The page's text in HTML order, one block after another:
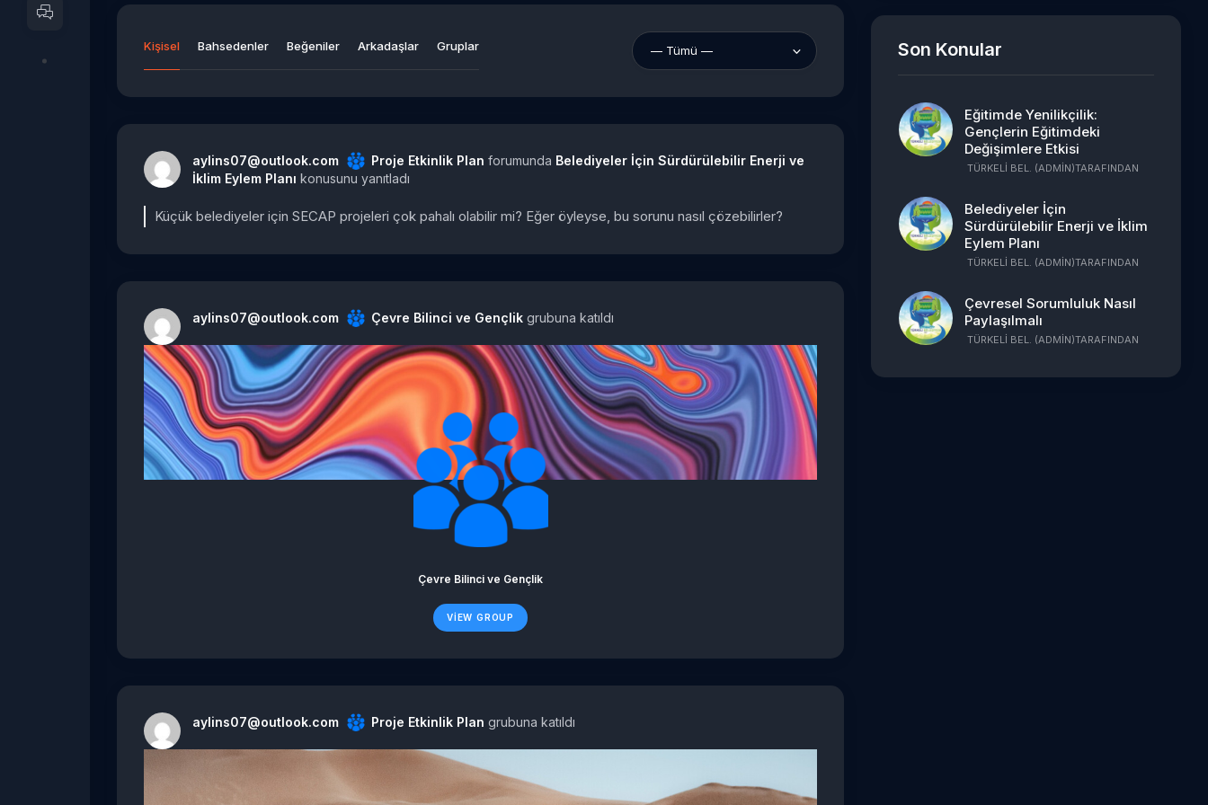
Kişisel Bahsedenler Beğeniler Arkadaşlar Gruplar
aylins07@outlook.com Proje Etkinlik Plan forumunda Belediyeler İçin Sürdürülebilir Enerji ve
İklim Eylem Planı konusunu yanıtladı
Küçük belediyeler için SECAP projeleri çok pahalı olabilir mi? Eğer öyleyse, bu sorunu nasıl çözebilirler?
aylins07@outlook.com Çevre Bilinci ve Gençlik grubuna katıldı
Çevre Bilinci ve Gençlik
VIEW GROUP
aylins07@outlook.com Proje Etkinlik Plan grubuna katıldı
Son Konular
Eğitimde Yenilikçilik:
Gençlerin Eğitimdeki
Değişimlere Etkisi
TÜRKELI BEL. (ADMIN)TARAFINDAN
Belediyeler İçin
Sürdürülebilir Enerji ve İklim
Eylem Planı
TÜRKELI BEL. (ADMIN)TARAFINDAN
Çevresel Sorumluluk Nasıl
Paylaşılmalı
TÜRKELI BEL. (ADMIN)TARAFINDAN